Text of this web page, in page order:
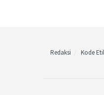
Redaksi Kode